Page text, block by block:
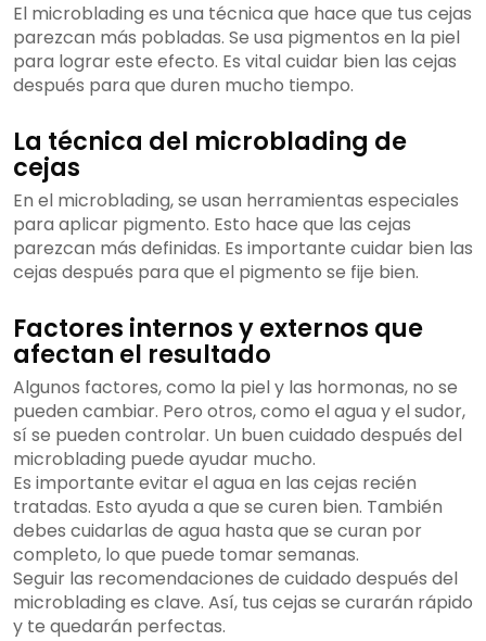
El microblading es una técnica que hace que tus cejas
parezcan más pobladas. Se usa pigmentos en la piel
para lograr este efecto. Es vital cuidar bien las cejas
después para que duren mucho tiempo.
La técnica del microblading de
cejas
En el microblading, se usan herramientas especiales
para aplicar pigmento. Esto hace que las cejas
parezcan más definidas. Es importante cuidar bien las
cejas después para que el pigmento se fije bien.
Factores internos y externos que
afectan el resultado
Algunos factores, como la piel y las hormonas, no se
pueden cambiar. Pero otros, como el agua y el sudor,
sí se pueden controlar. Un buen cuidado después del
microblading puede ayudar mucho.
Es importante evitar el agua en las cejas recién
tratadas. Esto ayuda a que se curen bien. También
debes cuidarlas de agua hasta que se curan por
completo, lo que puede tomar semanas.
Seguir las recomendaciones de cuidado después del
microblading es clave. Así, tus cejas se curarán rápido
y te quedarán perfectas.